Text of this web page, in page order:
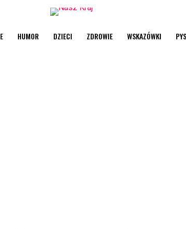
HUMOR DZIECI ZDROWIE WSKAZÓWKI